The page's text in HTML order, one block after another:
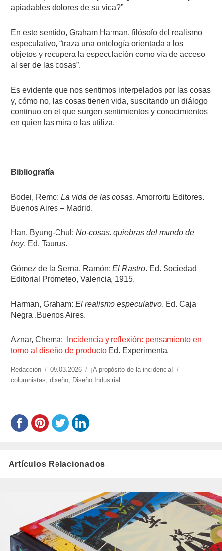
apiadables dolores de su vida?”
En este sentido, Graham Harman, filósofo del realismo
especulativo, “traza una ontología orientada a los
objetos y recupera la especulación como vía de acceso
al ser de las cosas”.
Es evidente que nos sentimos interpelados por las cosas
y, cómo no, las cosas tienen vida, suscitando un diálogo
continuo en el que surgen sentimientos y conocimientos
en quien las mira o las utiliza.
Bibliografía
Bodei, Remo:La vida de las cosas. Amorrortu Editores.
Buenos Aires – Madrid.
Han, Byung-Chul:No-cosas: quiebras del mundo de
hoy. Ed. Taurus.
Gómez de la Serna, Ramón:El Rastro. Ed. Sociedad
Editorial Prometeo, Valencia, 1915.
Harman, Graham:El realismo especulativo. Ed. Caja
Negra .Buenos Aires.
Aznar, Chema:
ncidencia y reflexión: pensamiento en
torno al diseño de producto Ed. Experimenta.
https://www.experimenta.es/author/redaccion/
Redacción
Publicado
el
09.03.2026 Categorías
¡A propósito de la incidencia!
columnistas ,diseño Diseño Industrial
Artículos Relacionados